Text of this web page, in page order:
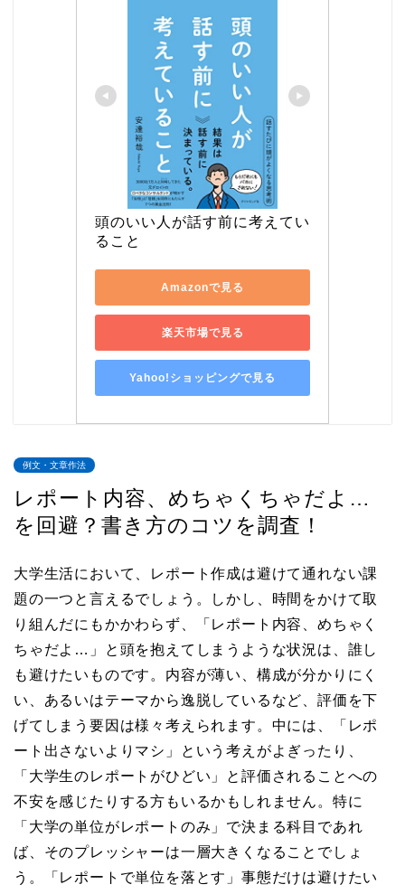
頭のいい人が話す前に考えてい
ること
Amazonで見る
楽天市場で見る
Yahoo!ショッピングで見る
例文・文章作法
レポート内容、めちゃくちゃだよ…
を回避？書き方のコツを調査！
大学生活において、レポート作成は避けて通れない課
題の一つと言えるでしょう。しかし、時間をかけて取
り組んだにもかかわらず、「レポート内容、めちゃく
ちゃだよ…」と頭を抱えてしまうような状況は、誰し
も避けたいものです。内容が薄い、構成が分かりにく
い、あるいはテーマから逸脱しているなど、評価を下
げてしまう要因は様々考えられます。中には、「レポ
ート出さないよりマシ」という考えがよぎったり、
「大学生のレポートがひどい」と評価されることへの
不安を感じたりする方もいるかもしれません。特に
「大学の単位がレポートのみ」で決まる科目であれ
ば、そのプレッシャーは一層大きくなることでしょ
う。「レポートで単位を落とす」事態だけは避けたい